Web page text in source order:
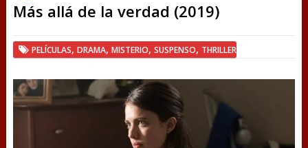
Más allá de la verdad (2019)
PELÍCULAS, DRAMA, MISTERIO, SUSPENSO, THRILLER